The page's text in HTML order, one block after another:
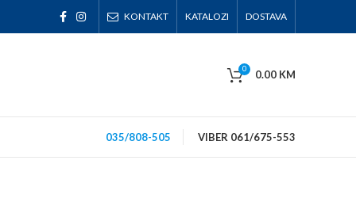
KONTAKT KATALOZI DOSTAVA
0 0.00 KM
035/808-505 VIBER 061/675-553